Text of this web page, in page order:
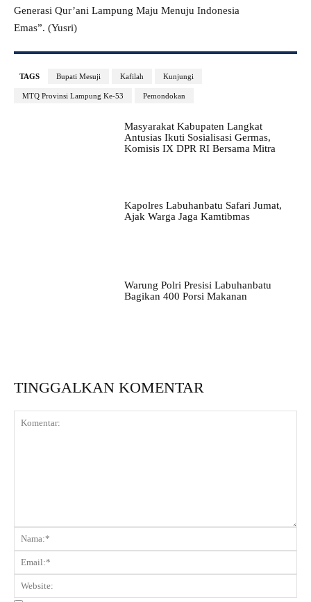
Generasi Qur’ani Lampung Maju Menuju Indonesia
Emas”. (Yusri)
TAGS Bupati Mesuji Kafilah Kunjungi
MTQ Provinsi Lampung Ke-53 Pemondokan
Masyarakat Kabupaten Langkat
Antusias Ikuti Sosialisasi Germas,
Komisis IX DPR RI Bersama Mitra
Kapolres Labuhanbatu Safari Jumat,
Ajak Warga Jaga Kamtibmas
Warung Polri Presisi Labuhanbatu
Bagikan 400 Porsi Makanan
TINGGALKAN KOMENTAR
Komentar: